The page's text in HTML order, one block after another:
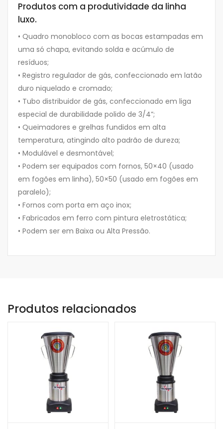
Produtos com a produtividade da linha
luxo.
• Quadro monobloco com as bocas estampadas em
uma só chapa, evitando solda e acúmulo de
resíduos;
• Registro regulador de gás, confeccionado em latão
duro niquelado e cromado;
• Tubo distribuidor de gás, confeccionado em liga
especial de durabilidade polido de 3/4”;
• Queimadores e grelhas fundidos em alta
temperatura, atingindo alto padrão de dureza;
• Modulável e desmontável;
• Podem ser equipados com fornos, 50×40 (usado
em fogões em linha), 50×50 (usado em fogões em
paralelo);
• Fornos com porta em aço inox;
• Fabricados em ferro com pintura eletrostática;
• Podem ser em Baixa ou Alta Pressão.
Produtos relacionados